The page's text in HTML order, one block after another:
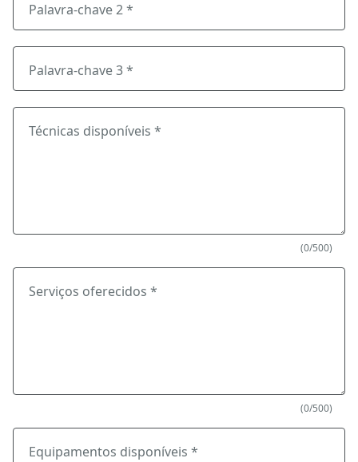
Palavra-chave 2 *
Palavra-chave 3 *
Técnicas disponíveis *
(0/500)
Serviços oferecidos *
(0/500)
Equipamentos disponíveis *